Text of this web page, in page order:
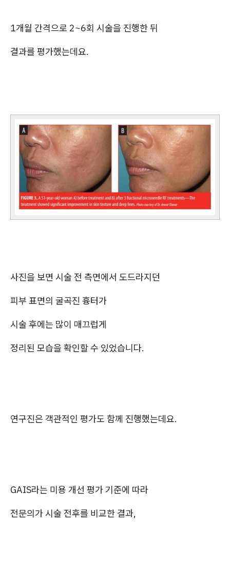
1개월 간격으로 2~6회 시술을 진행한 뒤
결과를 평가했는데요.
사진을 보면 시술 전 측면에서 도드라지던
피부 표면의 굴곡진 흉터가
시술 후에는 많이 매끄럽게
정리된 모습을 확인할 수 있었습니다.
연구진은 객관적인 평가도 함께 진행했는데요.
GAIS라는 미용 개선 평가 기준에 따라
전문의가 시술 전후를 비교한 결과,